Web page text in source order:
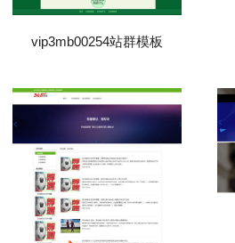
vip3mb00254站群模板